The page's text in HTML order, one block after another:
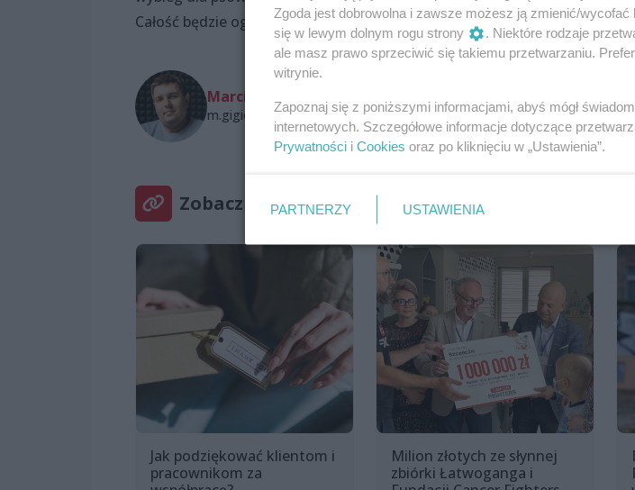
Całość będzie ogrodzona. Koniec prac zaplanowano na sierpień.
Marcin Gigiel
m.gigiel@wszczecinie.pl
Zobacz też
Jak podziękować klientom i
pracownikom za
Milion złotych ze słynnej
zbiórki Łatwoganga i
Zgoda jest dobrowolna i zawsze możesz ją zmienić/
się w lewym dolnym rogu strony
. Niektóre rodzaje
ale masz prawo sprzeciwić się takiemu przetwarzaniu.
witrynie.
Zapoznaj się z poniższymi informacjami, abyś mógł
internetowych. Szczegółowe informacje dotyczące
Prywatności i Cookies oraz po kliknięciu w „Ustawienia”.
PARTNERZY USTAWIENIA